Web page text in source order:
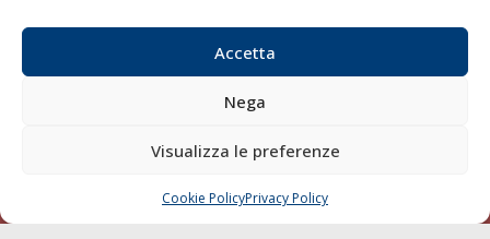
Accetta
Nega
Visualizza le preferenze
Cookie PolicyPrivacy Policy
Compagnie di Navigazione
Diporto
Chi siamo
CHIAMA SCRIVI